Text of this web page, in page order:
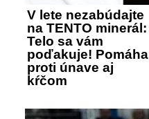
V lete nezabúdajte
na TENTO minerál:
Telo sa vám
poďakuje! Pomáha
proti únave aj
kŕčom